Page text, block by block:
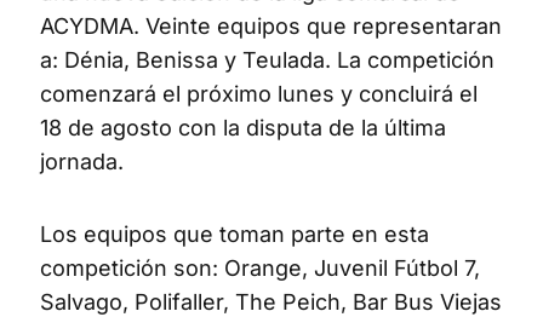
ACYDMA. Veinte equipos que representaran
a: Dénia, Benissa y Teulada. La competición
comenzará el próximo lunes y concluirá el
18 de agosto con la disputa de la última
jornada.
Los equipos que toman parte en esta
competición son: Orange, Juvenil Fútbol 7,
Salvago, Polifaller, The Peich, Bar Bus Viejas